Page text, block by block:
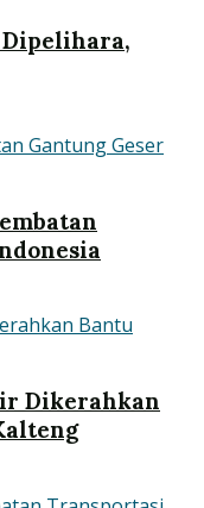
Dipelihara,
Dikerahkan